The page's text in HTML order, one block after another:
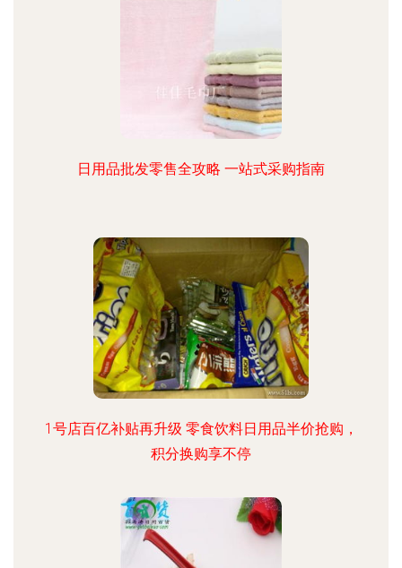
日用品批发零售全攻略 一站式采购指南
1号店百亿补贴再升级 零食饮料日用品半价抢购，
积分换购享不停